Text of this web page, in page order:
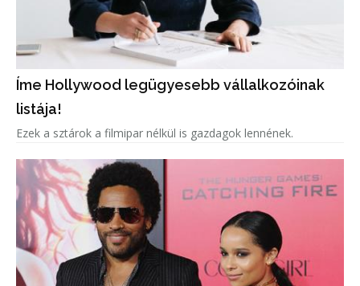
Íme Hollywood legügyesebb vállalkozóinak
listája!
Ezek a sztárok a filmipar nélkül is gazdagok lennének.